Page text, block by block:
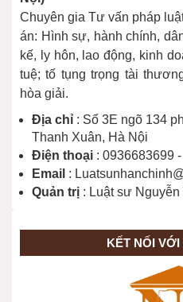
Chuyên gia Tư vấn pháp
án: Hình sự, hành chính,
kế, ly hôn, lao động, kinh
tuệ; tố tụng trọng tài
hòa giải.
Địa chỉ : Số 3E ngõ 134
Thanh Xuân, Hà Nội
Điện thoại : 0936683699
Email :
Quản trị : Luật sư
KẾT NỐI